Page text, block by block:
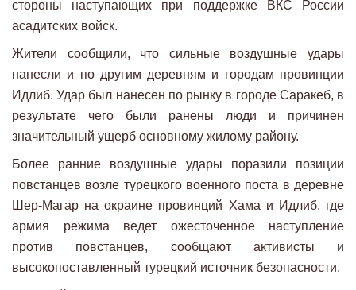
стороны наступающих при поддержке ВКС России
асадитских войск.
Жители сообщили, что сильные воздушные удары
нанесли и по другим деревням и городам провинции
Идлиб. Удар был нанесен по рынку в городе Саракеб, в
результате чего были ранены люди и причинен
значительный ущерб основному жилому району.
Более ранние воздушные удары поразили позиции
повстанцев возле турецкого военного поста в деревне
Шер-Магар на окраине провинций Хама и Идлиб, где
армия режима ведет ожесточенное наступление
против повстанцев, сообщают активисты и
высокопоставленный турецкий источник безопасности.